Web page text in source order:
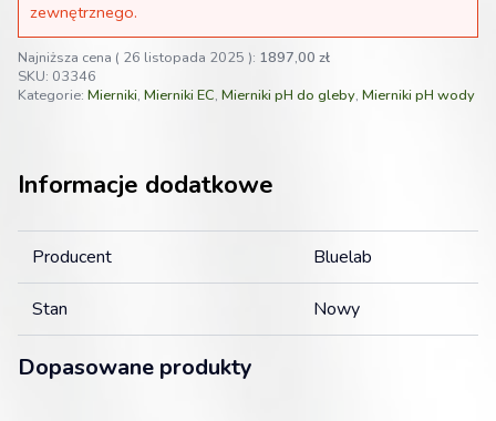
zewnętrznego.
Najniższa cena ( 26 listopada 2025 ): 1897,00 zł
SKU: 03346
Kategorie: Mierniki, Mierniki EC, Mierniki pH do gleby, Mierniki pH wody
Informacje dodatkowe
Producent Bluelab
Stan Nowy
Dopasowane produkty